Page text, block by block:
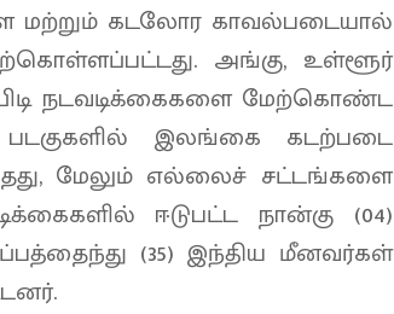
மற்றும் கடலோர காவல்படையால்
அங்கு, உள்ளூர்
நடவடிக்கைகளை மேற்கொண்ட
படகுகளில் இலங்கை கடற்படை
மேலும் எல்லைச் சட்டங்களை
ஈடுபட்ட நான்கு (04)
(35) இந்திய மீனவர்கள்